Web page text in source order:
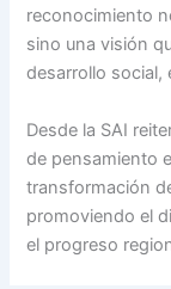
reconocimiento
sino una visión
desarrollo social,
Desde la SAI
de pensamiento
transformación
promoviendo el
el progreso